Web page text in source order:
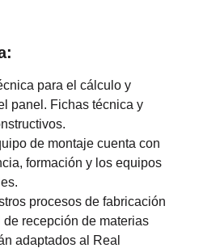
para el cálculo y
panel. Fichas técnica y
de montaje cuenta con
formación y los equipos
procesos de fabricación
de recepción de materias
adaptados al Real